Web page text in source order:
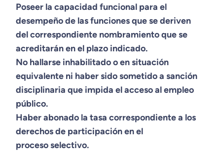
Poseer la capacidad funcional para el
desempeño de las funciones que se deriven
del correspondiente nombramiento que se
acreditarán en el plazo indicado.
No hallarse inhabilitado o en situación
equivalente ni haber sido sometido a sanción
disciplinaria que impida el acceso al empleo
público.
Haber abonado la tasa correspondiente a los
derechos de participación en el
proceso selectivo.